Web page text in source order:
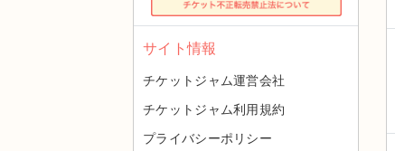
サイト情報
チケットジャム運営会社
チケットジャム利用規約
プライバシーポリシー